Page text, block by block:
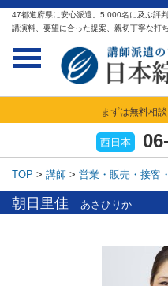
47都道府県に安心派遣。5,000名に及ぶ評
講演料、要望に合った提案、親切丁寧な打
まずは無料相
西日本
TOP > 講師 > 営業・販売・接客
朝日里佳 あさひりか